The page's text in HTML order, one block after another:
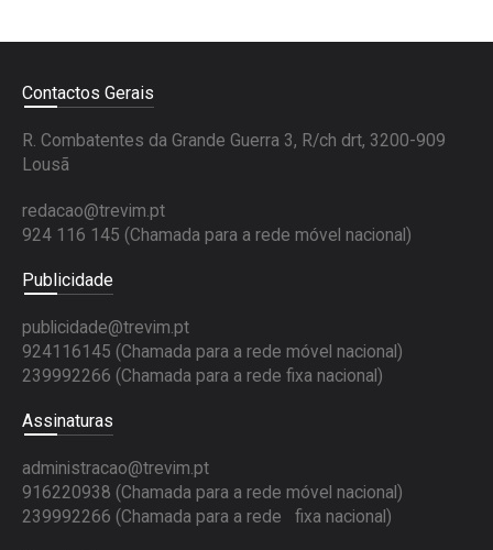
Contactos Gerais
R. Combatentes da Grande Guerra 3, R/ch drt, 3200-909
Lousã
redacao@trevim.pt
924 116 145 (Chamada para a rede móvel nacional)
Publicidade
publicidade@trevim.pt
924116145 (Chamada para a rede móvel nacional)
239992266 (Chamada para a rede fixa nacional)
Assinaturas
administracao@trevim.pt
916220938 (Chamada para a rede móvel nacional)
239992266 (Chamada para a rede fixa nacional)